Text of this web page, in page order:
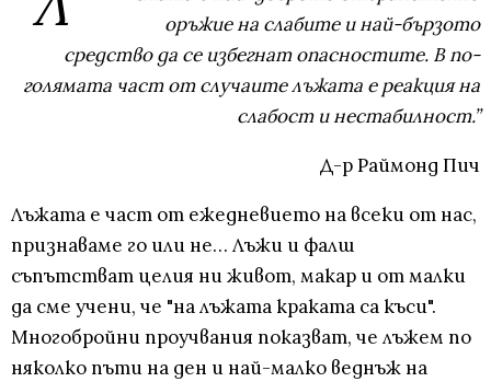
оръжие на слабите и най-бързото
средство да се избегнат опасностите. В по-
голямата част от случаите лъжата е реакция на
слабост и нестабилност.”
Д-р Раймонд Пич
Лъжата е част от ежедневието на всеки от нас,
признаваме го или не… Лъжи и фалш
съпътстват целия ни живот, макар и от малки
да сме учени, че "на лъжата краката са къси".
Многобройни проучвания показват, че лъжем по
няколко пъти на ден и най-малко веднъж на